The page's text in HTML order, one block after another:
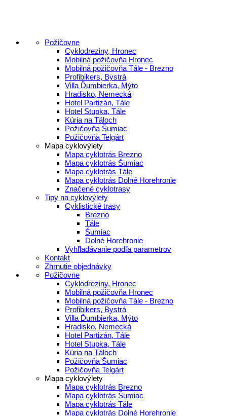
Požičovne
Cyklodreziny, Hronec
Mobilná požičovňa Hronec
Mobilná požičovňa Tále - Brezno
Profibikers, Bystrá
Villa Ďumbierka, Mýto
Hradisko, Nemecká
Hotel Partizán, Tále
Hotel Stupka, Tále
Kúria na Táloch
Požičovňa Šumiac
Požičovňa Telgárt
Mapa cyklovýlety
Mapa cyklotrás Brezno
Mapa cyklotrás Šumiac
Mapa cyklotrás Tále
Mapa cyklotrás Dolné Horehronie
Značené cyklotrasy
Tipy na cyklovýlety
Cyklistické trasy
Brezno
Tále
Šumiac
Dolné Horehronie
Vyhľladávanie podľa parametrov
Kontakt
Zhrnutie objednávky
Požičovne
Cyklodreziny, Hronec
Mobilná požičovňa Hronec
Mobilná požičovňa Tále - Brezno
Profibikers, Bystrá
Villa Ďumbierka, Mýto
Hradisko, Nemecká
Hotel Partizán, Tále
Hotel Stupka, Tále
Kúria na Táloch
Požičovňa Šumiac
Požičovňa Telgárt
Mapa cyklovýlety
Mapa cyklotrás Brezno
Mapa cyklotrás Šumiac
Mapa cyklotrás Tále
Mapa cyklotrás Dolné Horehronie